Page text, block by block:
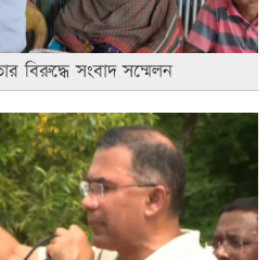
বিরুদ্ধে সংবাদ সম্মেলন